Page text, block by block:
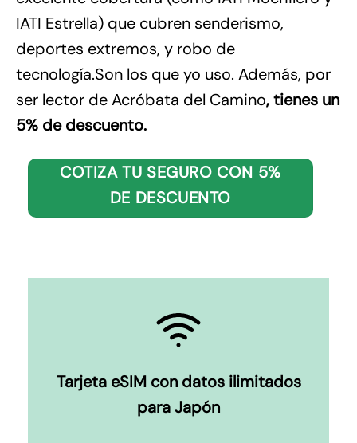
IATI Estrella) que cubren senderismo,
deportes extremos, y robo de
tecnología.Son los que yo uso. Además, por
ser lector de Acróbata del Camino, tienes un
5% de descuento.
COTIZA TU SEGURO CON 5%
DE DESCUENTO
Tarjeta eSIM con datos ilimitados
para Japón